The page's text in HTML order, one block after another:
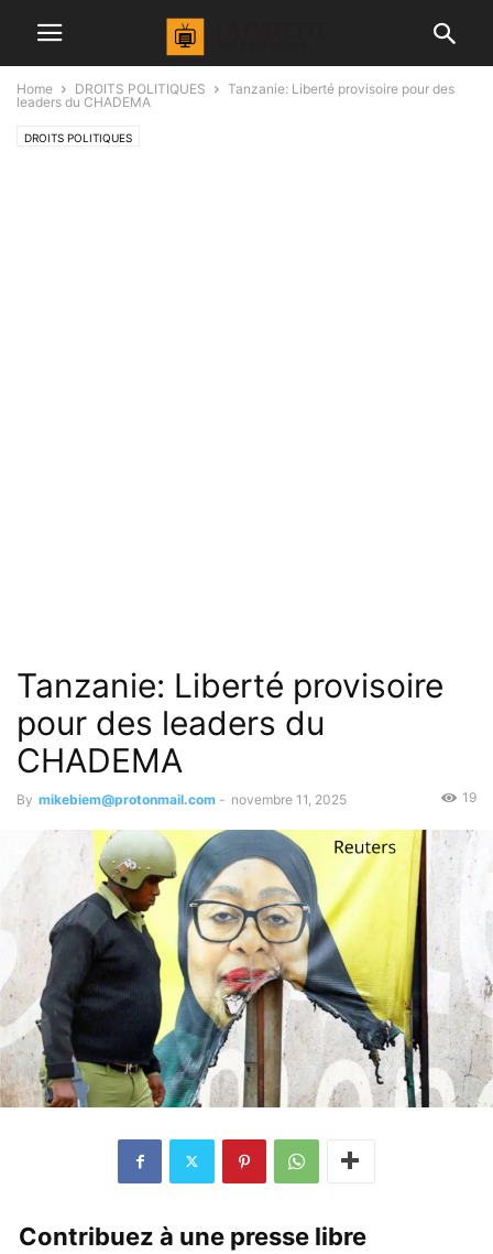
Home DROITS POLITIQUES
Tanzanie: Liberté provisoire pour des
leaders du CHADEMA
DROITS POLITIQUES
Tanzanie: Liberté provisoire
pour des leaders du
CHADEMA
By mikebiem@protonmail.com - novembre 11, 2025 19
Contribuez à une presse libre